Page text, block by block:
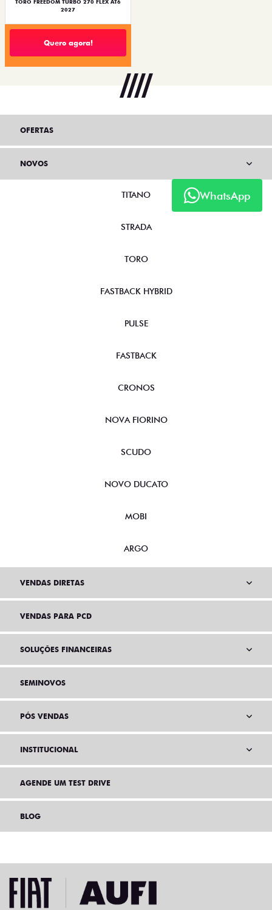
TORO FREEDOM TURBO 270 FLEX AT6
2027
Quero agora!
WhatsApp
OFERTAS
NOVOS
TITANO
STRADA
TORO
FASTBACK HYBRID
PULSE
FASTBACK
CRONOS
NOVA FIORINO
SCUDO
NOVO DUCATO
MOBI
ARGO
VENDAS DIRETAS
VENDAS PARA PCD
SOLUÇÕES FINANCEIRAS
SEMINOVOS
PÓS VENDAS
INSTITUCIONAL
AGENDE UM TEST DRIVE
BLOG